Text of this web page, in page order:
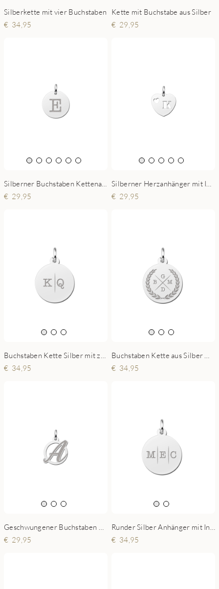
Silberkette mit vier Buchstaben
34,95
Kette mit Buchstabe aus Silber
29,95
29,95
29,95
34,95
34,95
29,95
34,95